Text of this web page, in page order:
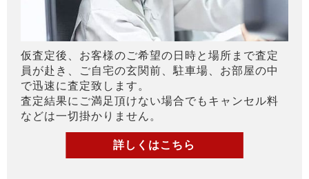
仮査定後、お客様のご希望の日時と場所まで査定
員が赴き、ご自宅の玄関前、駐車場、お部屋の中
で迅速に査定致します。
査定結果にご満足頂けない場合でもキャンセル料
などは一切掛かりません。
詳しくはこちら